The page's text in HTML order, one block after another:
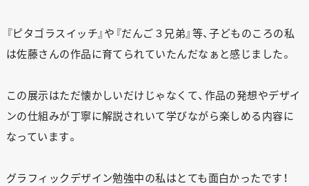
『ピタゴラスイッチ』や『だんご３兄弟』等、子どものころの私
は佐藤さんの作品に育てられていたんだなぁと感じました。
この展示はただ懐かしいだけじゃなくて、作品の発想やデザイ
ンの仕組みが丁寧に解説されいて学びながら楽しめる内容に
なっています。
グラフィックデザイン勉強中の私はとても面白かったです！